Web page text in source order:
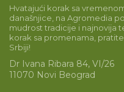
Hvatajući korak sa
današnjice, na Agromedia
mudrost tradicije i najnovija
korak sa promenama,
Srbiji!
Dr Ivana Ribara 84, VI/26
11070 Novi Beograd